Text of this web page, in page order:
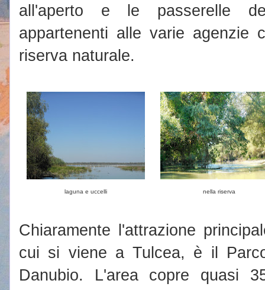
all'aperto e le passerelle
appartenenti alle varie agenzie
riserva naturale.
laguna e uccelli nella riserva
Chiaramente l'attrazione
cui si viene a Tulcea, è il
Danubio. L'area copre quasi